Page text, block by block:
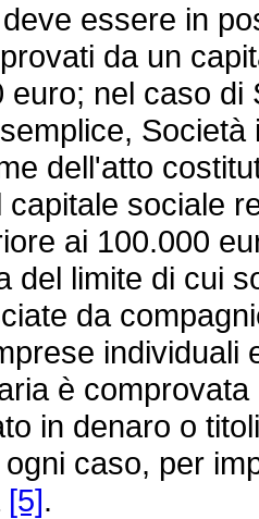
essere in
da un
euro; nel caso
dell'atto
capitale sociale
ai 100.000
del limite di cui
da
individuali
è
in denaro o
caso, per
[5].